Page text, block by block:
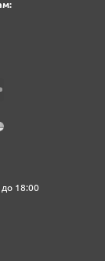
18:00